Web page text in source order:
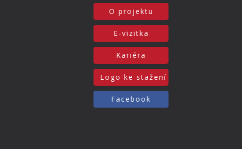
O projektu
E-vizitka
Kariéra
Logo ke stažení
Facebook